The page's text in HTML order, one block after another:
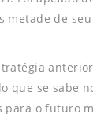
metade de
que se sabe
para o futuro